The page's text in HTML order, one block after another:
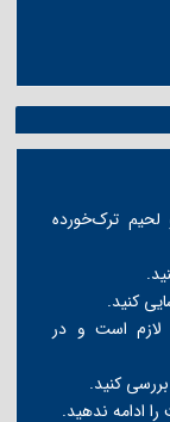
لحیم ترک‌خورده
لازم است و در